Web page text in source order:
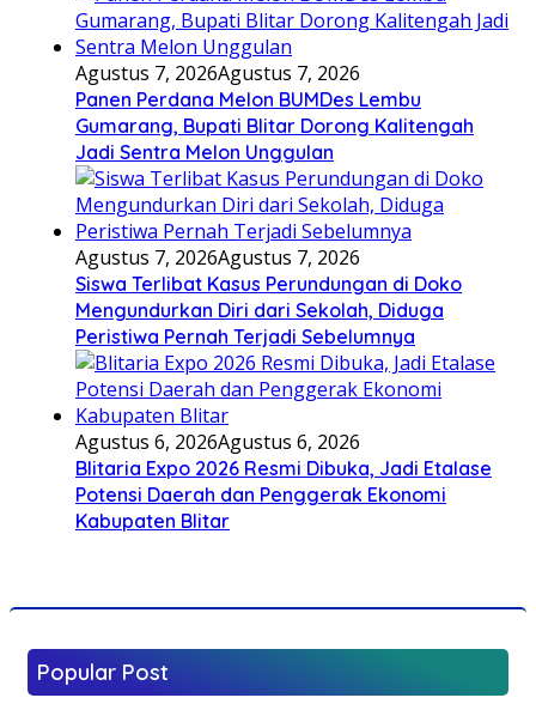
Agustus 7, 2026Agustus 7, 2026
Panen Perdana Melon BUMDes Lembu
Gumarang, Bupati Blitar Dorong Kalitengah
Jadi Sentra Melon Unggulan
Agustus 7, 2026Agustus 7, 2026
Siswa Terlibat Kasus Perundungan di Doko
Mengundurkan Diri dari Sekolah, Diduga
Peristiwa Pernah Terjadi Sebelumnya
Agustus 6, 2026Agustus 6, 2026
Blitaria Expo 2026 Resmi Dibuka, Jadi Etalase
Potensi Daerah dan Penggerak Ekonomi
Kabupaten Blitar
Popular Post